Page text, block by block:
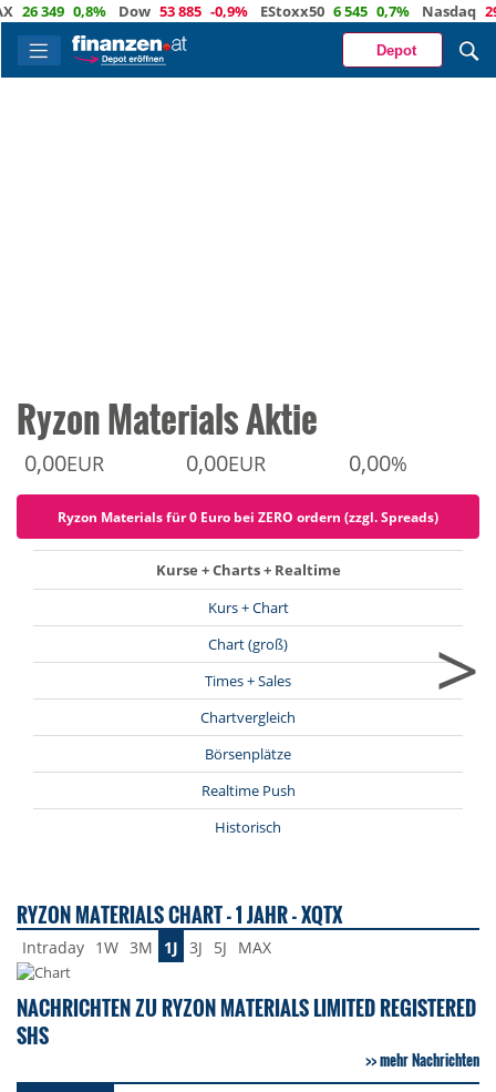
349 0,8% Dow 53 885 -0,9% EStoxx50 6 545 0,7% Nasdaq 29 373
Depot
Ryzon Materials Aktie
0,00EUR 0,00EUR 0,00%
Ryzon Materials für 0 Euro bei ZERO ordern (zzgl. Spreads)
Kurse + Charts + Realtime
Kurs + Chart
Chart (groß)
Times + Sales
Chartvergleich
Börsenplätze
Realtime Push
Historisch
>
RYZON MATERIALS CHART - 1 JAHR - XQTX
Intraday 1W 3M 1J 3J 5J MAX
NACHRICHTEN ZU RYZON MATERIALS LIMITED REGISTERED
SHS
mehr Nachrichten